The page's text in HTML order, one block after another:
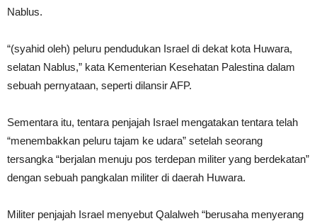
Nablus.
“(syahid oleh) peluru pendudukan Israel di dekat kota Huwara,
selatan Nablus,” kata Kementerian Kesehatan Palestina dalam
sebuah pernyataan, seperti dilansir AFP.
Sementara itu, tentara penjajah Israel mengatakan tentara telah
“menembakkan peluru tajam ke udara” setelah seorang
tersangka “berjalan menuju pos terdepan militer yang berdekatan”
dengan sebuah pangkalan militer di daerah Huwara.
Militer penjajah Israel menyebut Qalalweh “berusaha menyerang